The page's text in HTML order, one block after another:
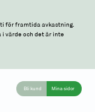
för framtida avkastning.
i värde och det är inte
Bli kund Mina sidor